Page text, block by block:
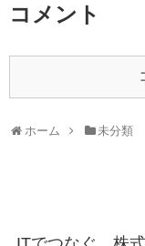
コメント
ホーム 未分類